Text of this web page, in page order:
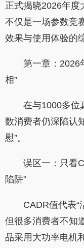
正式揭晓2026年
不仅是一场参数竞
效果与使用体验的
第一章：2026
相”
在与1000多位
数消费者仍深陷认
慰”。
误区一：只看
陷阱”
CADR值代表“
但很多消费者不知
品采用大功率电机